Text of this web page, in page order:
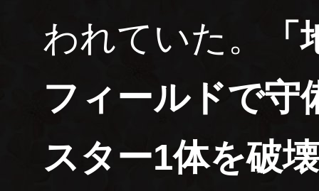
われていた。
フィールドで守
スター1体を破